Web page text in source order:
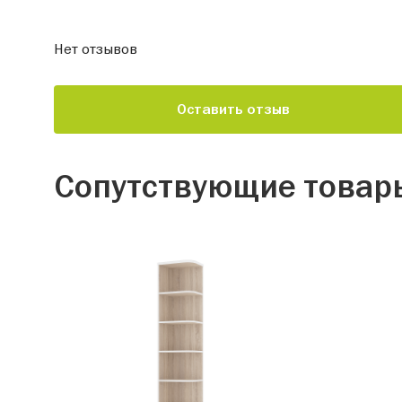
Нет отзывов
Оставить отзыв
Сопутствующие